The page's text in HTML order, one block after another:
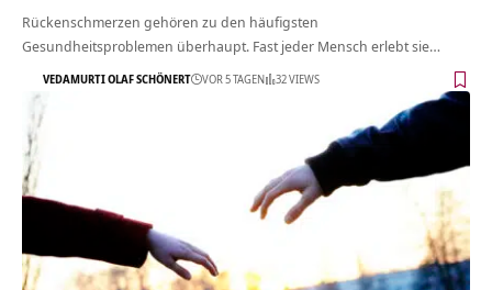
Rückenschmerzen gehören zu den häufigsten
Gesundheitsproblemen überhaupt. Fast jeder Mensch erlebt sie…
VEDAMURTI OLAF SCHÖNERT VOR 5 TAGEN 32 VIEWS